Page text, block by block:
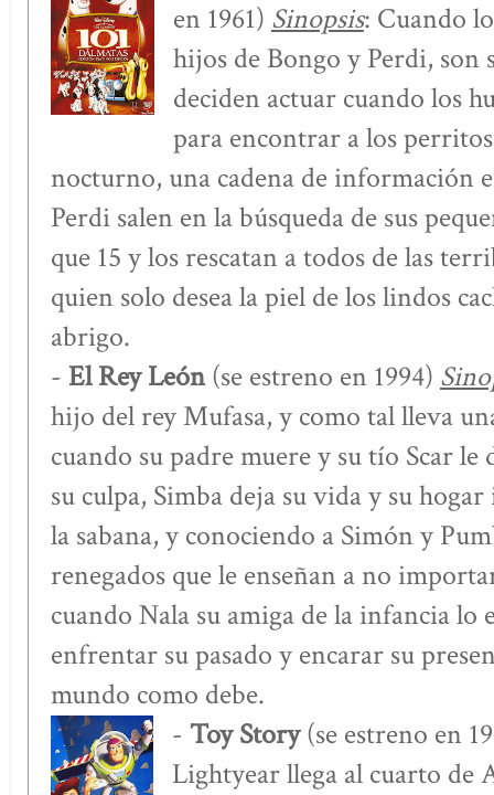
en 1961) Sinopsis: Cuando
hijos de Bongo y Perdi, son
deciden actuar cuando los
para encontrar a los
nocturno, una cadena de información
Perdi salen en la búsqueda de sus
que 15 y los rescatan a todos de las
quien solo desea la piel de los lindos
abrigo.
- El Rey León(se estreno en 1994)
hijo del rey Mufasa, y como tal lleva
cuando su padre muere y su tío Scar le
su culpa, Simba deja su vida y su
la sabana, y conociendo a Simón y
renegados que le enseñan a no
cuando Nala su amiga de la infancia lo
enfrentar su pasado y encarar su
mundo como debe.
- Toy Story(se estreno en
Lightyear llega al cuarto de